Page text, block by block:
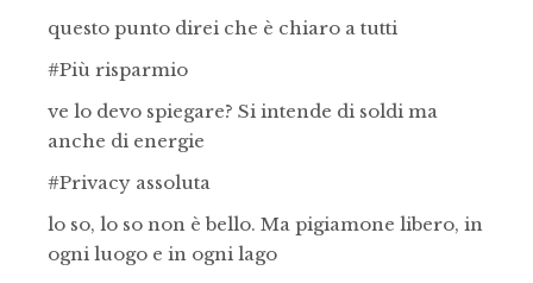
questo punto direi che è chiaro a tutti
#Più risparmio
ve lo devo spiegare? Si intende di soldi ma
anche di energie
#Privacy assoluta
lo so, lo so non è bello. Ma pigiamone libero, in
ogni luogo e in ogni lago